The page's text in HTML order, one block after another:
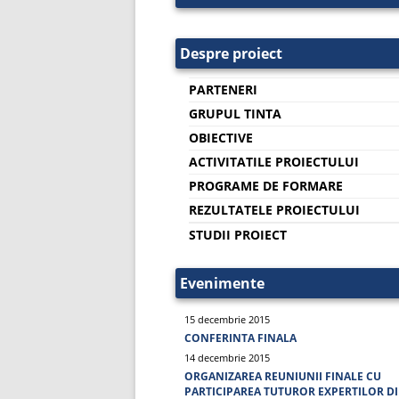
Despre proiect
PARTENERI
GRUPUL TINTA
OBIECTIVE
ACTIVITATILE PROIECTULUI
PROGRAME DE FORMARE
REZULTATELE PROIECTULUI
STUDII PROIECT
Evenimente
15 decembrie 2015
CONFERINTA FINALA
14 decembrie 2015
ORGANIZAREA REUNIUNII FINALE CU
PARTICIPAREA TUTUROR EXPERTILOR